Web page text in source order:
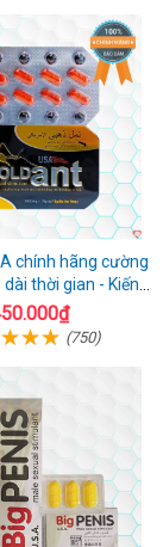
chính hãng cường
thời gian - Kiến
Đen Tây Tạng
(750)